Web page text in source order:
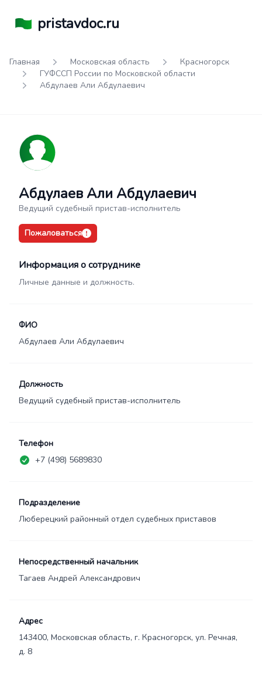
pristavdoc.ru
Главная Московская область
Красногорск
ГУФССП России по Московской области
Абдулаев Али Абдулаевич
Абдулаев Али Абдулаевич
Ведущий судебный пристав-исполнитель
Пожаловаться
Информация о сотруднике
Личные данные и должность.
ФИО
Абдулаев Али Абдулаевич
Должность
Ведущий судебный пристав-исполнитель
Телефон
+7 (498) 5689830
Подразделение
Люберецкий районный отдел судебных приставов
Непосредственный начальник
Тагаев Андрей Александрович
Адрес
143400, Московская область, г. Красногорск, ул. Речная,
д. 8